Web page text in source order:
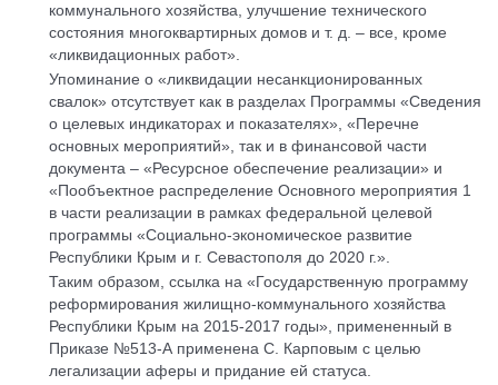
коммунального хозяйства, улучшение технического
состояния многоквартирных домов и т. д. – все, кроме
«ликвидационных работ».
Упоминание о «ликвидации несанкционированных
свалок» отсутствует как в разделах Программы «Сведения
о целевых индикаторах и показателях», «Перечне
основных мероприятий», так и в финансовой части
документа – «Ресурсное обеспечение реализации» и
«Пообъектное распределение Основного мероприятия 1
в части реализации в рамках федеральной целевой
программы «Социально-экономическое развитие
Республики Крым и г. Севастополя до 2020 г.».
Таким образом, ссылка на «Государственную программу
реформирования жилищно-коммунального хозяйства
Республики Крым на 2015-2017 годы», примененный в
Приказе №513-А применена С. Карповым с целью
легализации аферы и придание ей статуса.